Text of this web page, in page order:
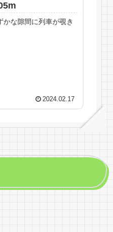
かな隙間に列車が覗き
2024.02.17